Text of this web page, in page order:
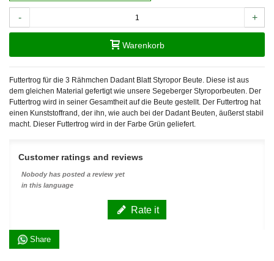
- +
Warenkorb
Futtertrog für die 3 Rähmchen Dadant Blatt Styropor Beute. Diese ist aus
dem gleichen Material gefertigt wie unsere Segeberger Styroporbeuten. Der
Futtertrog wird in seiner Gesamtheit auf die Beute gestellt. Der Futtertrog hat
einen Kunststoffrand, der ihn, wie auch bei der Dadant Beuten, äußerst stabil
macht. Dieser Futtertrog wird in der Farbe Grün geliefert.
Customer ratings and reviews
Nobody has posted a review yet
in this language
Rate it
Share